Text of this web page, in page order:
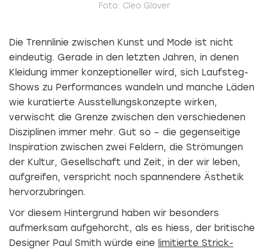
Foto: Cleo Glover
Die Trennlinie zwischen Kunst und Mode ist nicht
eindeutig. Gerade in den letzten Jahren, in denen
Kleidung immer konzeptioneller wird, sich Laufsteg-
Shows zu Performances wandeln und manche Läden
wie kuratierte Ausstellungskonzepte wirken,
verwischt die Grenze zwischen den verschiedenen
Disziplinen immer mehr. Gut so – die gegenseitige
Inspiration zwischen zwei Feldern, die Strömungen
der Kultur, Gesellschaft und Zeit, in der wir leben,
aufgreifen, verspricht noch spannendere Ästhetik
hervorzubringen.
Vor diesem Hintergrund haben wir besonders
aufmerksam aufgehorcht, als es hiess, der britische
Designer Paul Smith würde eine limitierte Strick-